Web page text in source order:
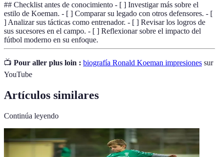
## Checklist antes de conocimiento - [ ] Investigar más sobre el
estilo de Koeman. - [ ] Comparar su legado con otros defensores. - [
] Analizar sus tácticas como entrenador. - [ ] Revisar los logros de
sus sucesores en el campo. - [ ] Reflexionar sobre el impacto del
fútbol moderno en su enfoque.
📺 Pour aller plus loin : biografía Ronald Koeman impresiones sur
YouTube
Artículos similares
Continúa leyendo